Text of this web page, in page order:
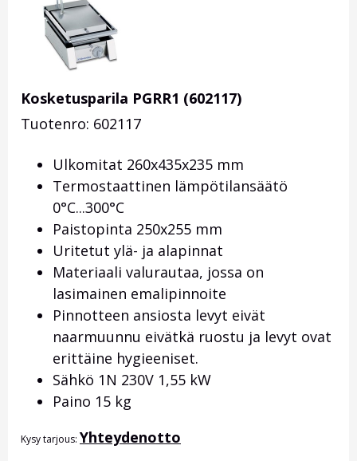
Kosketusparila PGRR1 (602117)
Tuotenro: 602117
Ulkomitat 260x435x235 mm
Termostaattinen lämpötilansäätö
0°C...300°C
Paistopinta 250x255 mm
Uritetut ylä- ja alapinnat
Materiaali valurautaa, jossa on
lasimainen emalipinnoite
Pinnotteen ansiosta levyt eivät
naarmuunnu eivätkä ruostu ja levyt ovat
erittäine hygieeniset.
Sähkö 1N 230V 1,55 kW
Paino 15 kg
Kysy tarjous: Yhteydenotto